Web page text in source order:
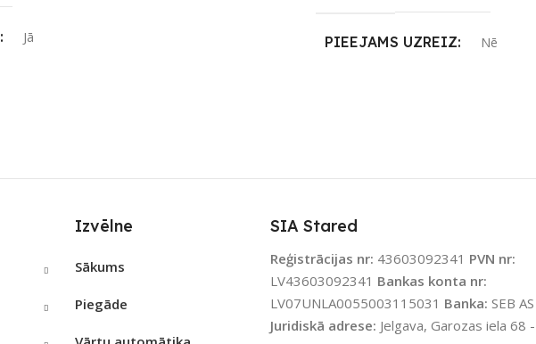
Jā PIEEJAMS UZREIZ Nē
Izvēlne
Sākums
Piegāde
SIA Stared
Reģistrācijas nr: 43603092341 PVN nr:
LV43603092341 Bankas konta nr:
LV07UNLA0055003115031 Banka: SEB AS
Juridiskā adrese: Jelgava, Garozas iela 68 -